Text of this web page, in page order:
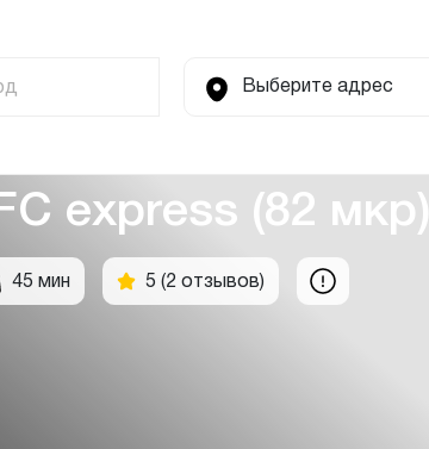
Выберите адрес
express (82 мкр)
45 мин 5 (2 отзывов)